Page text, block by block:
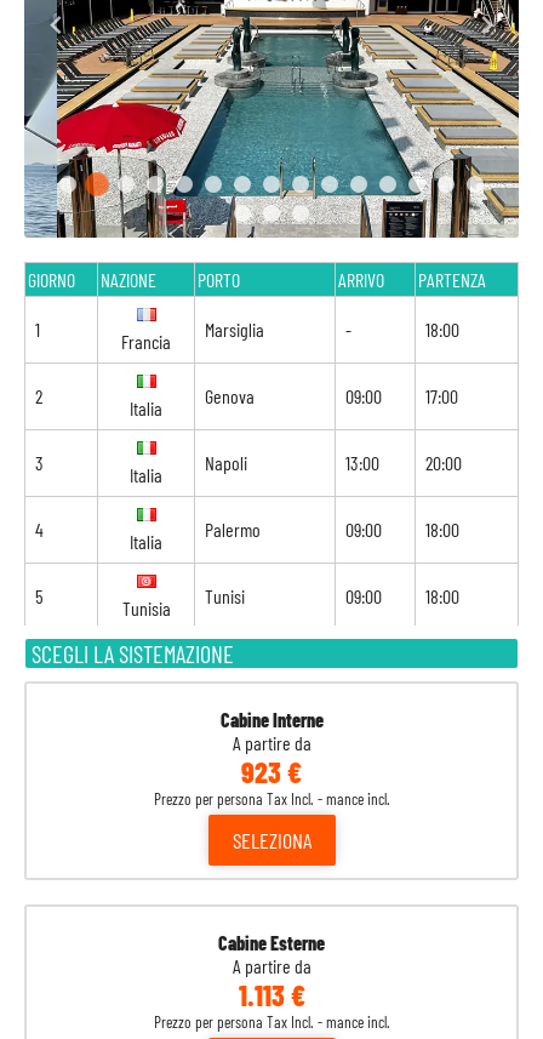
SCEGLI LA SISTEMAZIONE
Cabine Interne
A partire da
923 €
Prezzo per persona Tax Incl. - mance incl.
SELEZIONA
Cabine Esterne
A partire da
1.113 €
Prezzo per persona Tax Incl. - mance incl.
GIORNO NAZIONE PORTO ARRIVO PARTENZA
1
Francia
Marsiglia - 18:00
2
Italia
Genova 09:00 17:00
3
Italia
Napoli 13:00 20:00
4
Italia
Palermo 09:00 18:00
5
Tunisia
Tunisi 09:00 18:00
6 Navigazione
Barcellona
Marsiglia